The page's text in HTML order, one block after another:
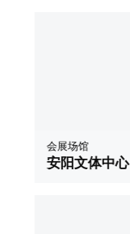
会展场馆
安阳文体中心